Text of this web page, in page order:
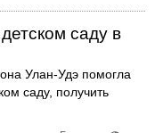
саду в
Улан-Удэ помогла
саду, получить